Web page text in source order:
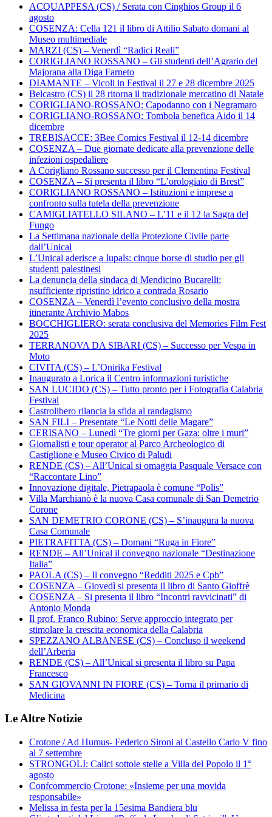
ACQUAPPESA (CS) / Serata con Cinghios Group il 6
agosto
COSENZA: Cella 121 il libro di Attilio Sabato domani al
Museo multimediale
MARZI (CS) – Venerdì “Radici Reali”
CORIGLIANO ROSSANO – Gli studenti dell’Agrario del
Majorana alla Diga Farneto
DIAMANTE – Vicoli in Festival il 27 e 28 dicembre 2025
Belcastro (CS) il 28 ritorna il tradizionale mercatino di Natale
CORIGLIANO-ROSSANO: Capodanno con i Negramaro
CORIGLIANO-ROSSANO: Tombola benefica Aido il 14
dicembre
TREBISACCE: 3Bee Comics Festival il 12-14 dicembre
COSENZA – Due giornate dedicate alla prevenzione delle
infezioni ospedaliere
A Corigliano Rossano successo per il Clementina Festival
COSENZA – Si presenta il libro “L’orologiaio di Brest”
CORIGLIANO ROSSANO – Istituzioni e imprese a
confronto sulla tutela della prevenzione
CAMIGLIATELLO SILANO – L’11 e il 12 la Sagra del
Fungo
La Settimana nazionale della Protezione Civile parte
dall’Unical
L’Unical aderisce a Iupals: cinque borse di studio per gli
studenti palestinesi
La denuncia della sindaca di Mendicino Bucarelli:
nsufficiente ripristino idrico a contrada Rosario
COSENZA – Venerdì l’evento conclusivo della mostra
itinerante Archivio Mabos
BOCCHIGLIERO: serata conclusiva del Memories Film Fest
2025
TERRANOVA DA SIBARI (CS) – Successo per Vespa in
Moto
CIVITA (CS) – L’Onirika Festival
Inaugurato a Lorica il Centro informazioni turistiche
SAN LUCIDO (CS) – Tutto pronto per i Fotografia Calabria
Festival
Castrolibero rilancia la sfida al randagismo
SAN FILI – Presentate “Le Notti delle Magare”
CERISANO – Lunedì “Tre giorni per Gaza: oltre i muri”
Giornalisti e tour operator al Parco Archeologico di
Castiglione e Museo Civico di Paludi
RENDE (CS) – All’Unical si omaggia Pasquale Versace con
“Raccontare Lino”
Innovazione digitale, Pietrapaola è comune “Polis”
Villa Marchianò è la nuova Casa comunale di San Demetrio
Corone
SAN DEMETRIO CORONE (CS) – S’inaugura la nuova
Casa Comunale
PIETRAFITTA (CS) – Domani “Ruga in Fiore”
RENDE – All’Unical il convegno nazionale “Destinazione
Italia”
PAOLA (CS) – Il convegno “Redditi 2025 e Cpb”
COSENZA – Giovedì si presenta il libro di Santo Gioffrè
COSENZA – Si presenta il libro “Incontri ravvicinati” di
Antonio Monda
Il prof. Franco Rubino: Serve approccio integrato per
stimolare la crescita economica della Calabria
SPEZZANO ALBANESE (CS) – Concluso il weekend
dell’Arberia
RENDE (CS) – All’Unical si presenta il libro su Papa
Francesco
SAN GIOVANNI IN FIORE (CS) – Torna il primario di
Medicina
Le Altre Notizie
Crotone / Ad Humus- Federico Sironi al Castello Carlo V fino
al 7 settembre
STRONGOLI: Calici sottole stelle a Villa del Popolo il 1°
agosto
Confcommercio Crotone: «Insieme per una movida
responsabile»
Melissa in festa per la 15esima Bandiera blu